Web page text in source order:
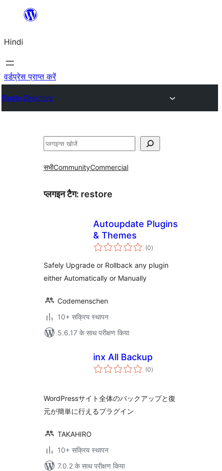
सामग्री
जाएं
Hindi
वर्डप्रेस प्राप्त करें
Plugin Directory
खोजें
सभीCommunityCommercial
प्लगइन टैग: restore
Autoupdate Plugins
& Themes
(0कुल
दर)
Safely Upgrade or Rollback any plugin
either Automatically or Manually
Codemenschen
10+ सक्रिय स्थापन
5.6.17 के साथ परीक्षण किया
inx All Backup
(0कुल
दर)
WordPressサイト全体のバックアップと復
元が簡単に行えるプラグイン
TAKAHIRO
10+ सक्रिय स्थापन
7.0.2 के साथ परीक्षण किया